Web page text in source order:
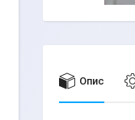
Опис